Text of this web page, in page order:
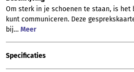
Om sterk in je schoenen te staan, is het
kunt communiceren. Deze
bij… Meer
Specificaties